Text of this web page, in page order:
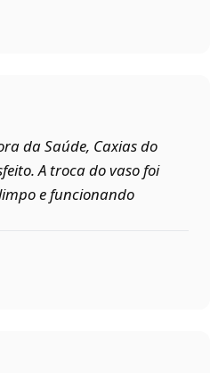
da Saúde, Caxias do
A troca do vaso foi
e funcionando